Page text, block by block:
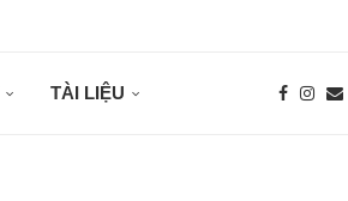
TÀI LIỆU